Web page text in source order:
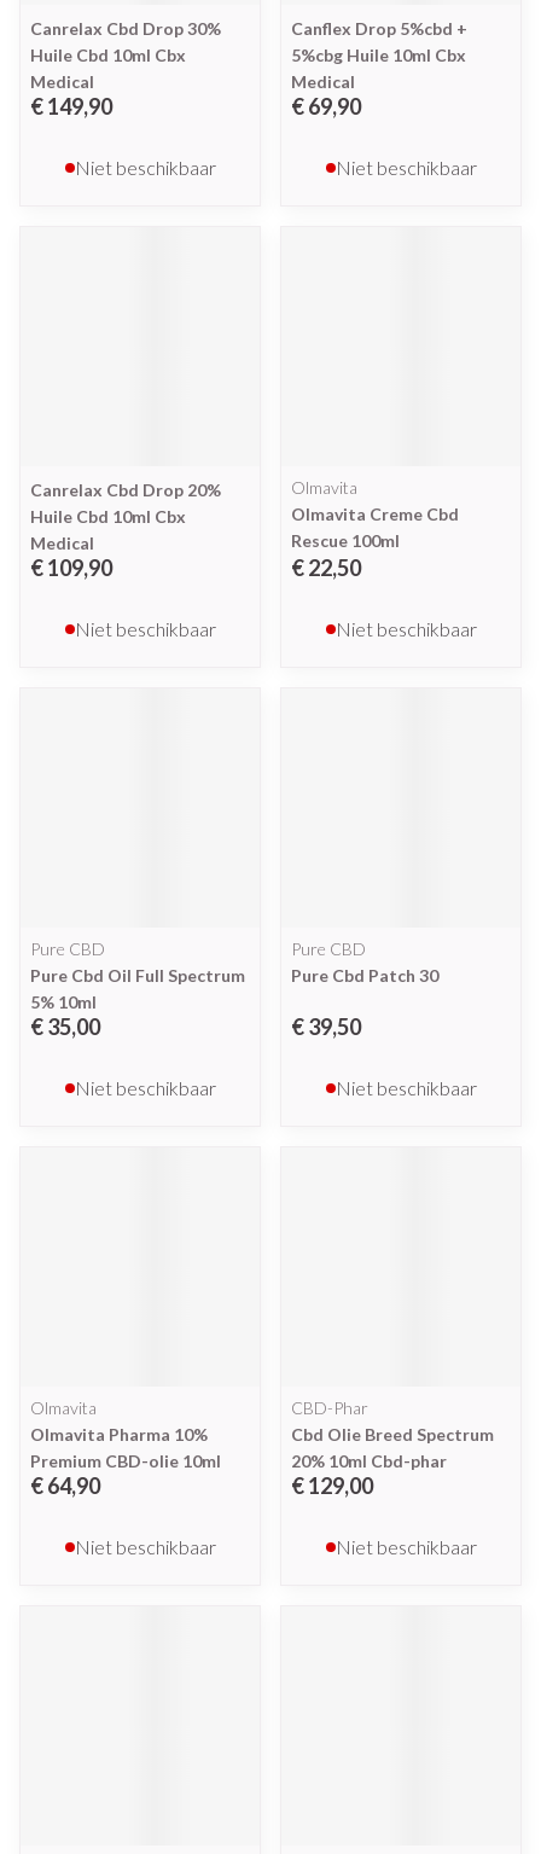
Canrelax Cbd Drop 30%
Huile Cbd 10ml Cbx
Medical
€ 149,90
Niet beschikbaar
Canflex Drop 5%cbd +
5%cbg Huile 10ml Cbx
Medical
€ 69,90
Niet beschikbaar
Canrelax Cbd Drop 20%
Huile Cbd 10ml Cbx
Medical
€ 109,90
Niet beschikbaar
Olmavita
Olmavita Creme Cbd
Rescue 100ml
€ 22,50
Niet beschikbaar
Pure CBD
Pure Cbd Oil Full Spectrum
5% 10ml
€ 35,00
Niet beschikbaar
Pure CBD
Pure Cbd Patch 30
€ 39,50
Niet beschikbaar
Olmavita
Olmavita Pharma 10%
Premium CBD-olie 10ml
€ 64,90
Niet beschikbaar
CBD-Phar
Cbd Olie Breed Spectrum
20% 10ml Cbd-phar
€ 129,00
Niet beschikbaar